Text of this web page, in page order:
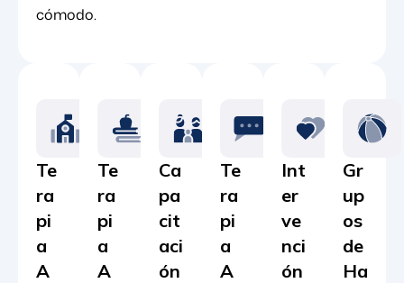
cómodo.
Te
ra
pi
a
A
Te
ra
pi
a
A
Ca
pa
cit
aci
ón
Te
ra
pi
a
A
Int
er
ve
nci
ón
Gr
up
os
de
Ha